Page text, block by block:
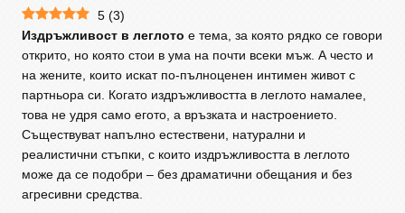
5 (3)
Издръжливост в леглото е тема, за която рядко се говори
открито, но която стои в ума на почти всеки мъж. А често и
на жените, които искат по-пълноценен интимен живот с
партньора си. Когато издръжливостта в леглото намалее,
това не удря само егото, а връзката и настроението.
Съществуват напълно естествени, натурални и
реалистични стъпки, с които издръжливостта в леглото
може да се подобри – без драматични обещания и без
агресивни средства.